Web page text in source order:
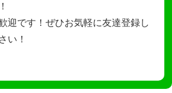
迎です！ぜひお気軽に友達登録し
い！